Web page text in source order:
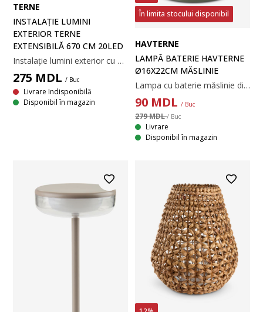
TERNE
INSTALAȚIE LUMINI
EXTERIOR TERNE
EXTENSIBILĂ 670 CM 20LED
Instalație lumini exterior cu 20 de becuri LED rotunde care creează o atmosferă plăcută pentru grădina sau terasa ta. Instalația este extensibilă, poți conecta până la 3 instalații TERNE pentru a acoperi o suprafață mai mare. 670xØ5 cm
275 MDL / Buc
Livrare Indisponibilă
Disponibil în magazin
În limita stocului disponibil
HAVTERNE
LAMPĂ BATERIE HAVTERNE
Ø16X22CM MĂSLINIE
Lampa cu baterie măslinie din oțel și plastic, ideală pentru a crea o atmosferă confortabilă în aer liber. Această lampă ușoară pentru exterior dispune de un bec LED și o funcție de temporizator cu intervale de 6/18 ore. Necesită 4 baterii AA (neincluse). Ø16x22 cm
90 MDL / Buc
279 MDL/ Buc
Livrare
Disponibil în magazin